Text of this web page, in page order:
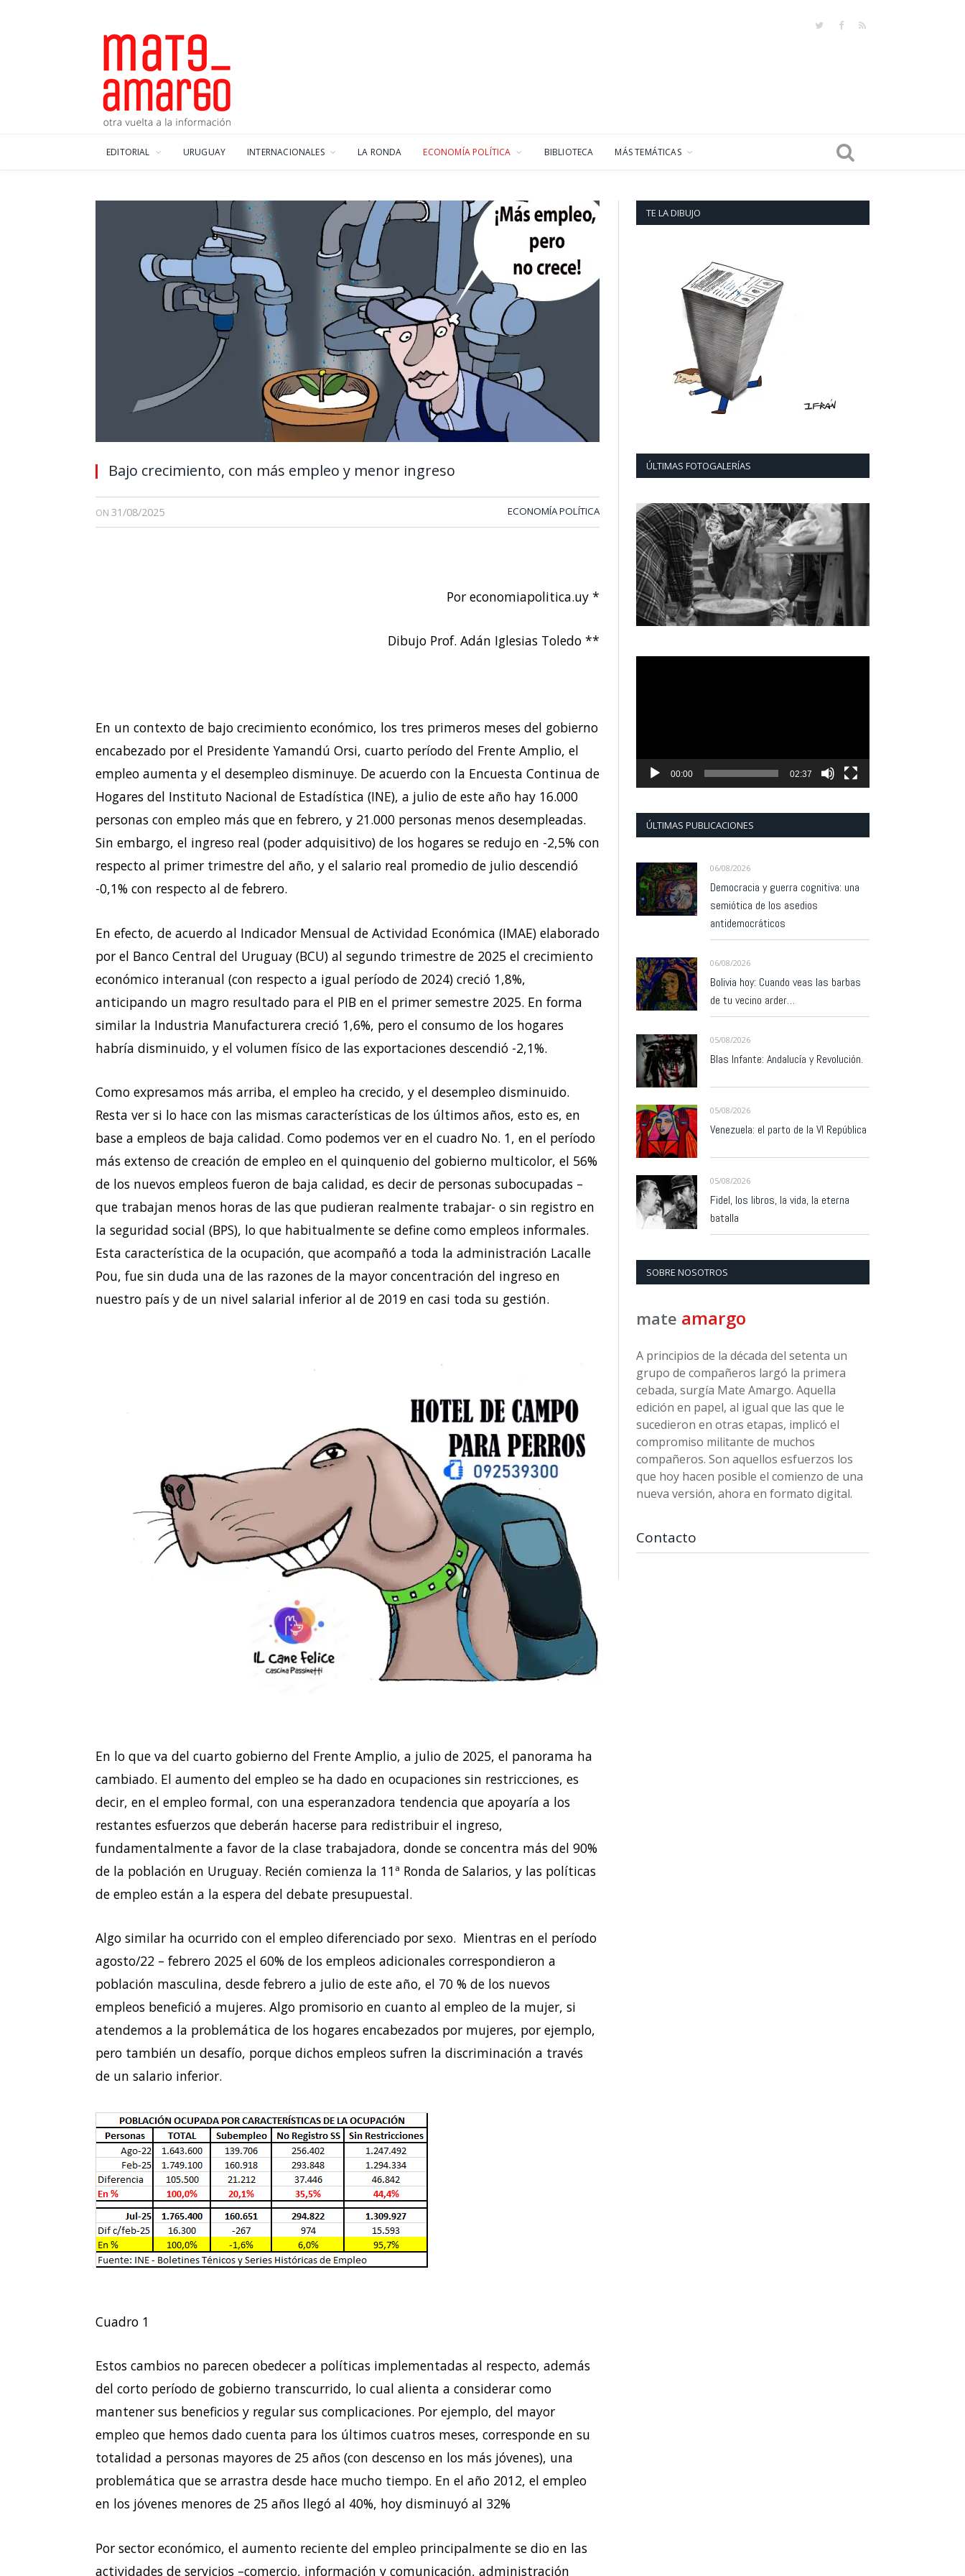
TwitterFacebook
RSS
EDITORIAL URUGUAY INTERNACIONALES LA RONDA ECONOMÍA POLÍTICA BIBLIOTECA MÁS TEMÁTICAS
Bajo crecimiento, con más empleo y menor ingreso
ON 31/08/2025 ECONOMÍA POLÍTICA
Por economiapolitica.uy *
Dibujo Prof. Adán Iglesias Toledo **
En un contexto de bajo crecimiento económico, los tres primeros meses del gobierno
encabezado por el Presidente Yamandú Orsi, cuarto período del Frente Amplio, el
empleo aumenta y el desempleo disminuye. De acuerdo con la Encuesta Continua de
Hogares del Instituto Nacional de Estadística (INE), a julio de este año hay 16.000
personas con empleo más que en febrero, y 21.000 personas menos desempleadas.
Sin embargo, el ingreso real (poder adquisitivo) de los hogares se redujo en -2,5% con
respecto al primer trimestre del año, y el salario real promedio de julio descendió
-0,1% con respecto al de febrero.
En efecto, de acuerdo al Indicador Mensual de Actividad Económica (IMAE) elaborado
por el Banco Central del Uruguay (BCU) al segundo trimestre de 2025 el crecimiento
económico interanual (con respecto a igual período de 2024) creció 1,8%,
anticipando un magro resultado para el PIB en el primer semestre 2025. En forma
similar la Industria Manufacturera creció 1,6%, pero el consumo de los hogares
habría disminuido, y el volumen físico de las exportaciones descendió -2,1%.
Como expresamos más arriba, el empleo ha crecido, y el desempleo disminuido.
Resta ver si lo hace con las mismas características de los últimos años, esto es, en
base a empleos de baja calidad. Como podemos ver en el cuadro No. 1, en el período
más extenso de creación de empleo en el quinquenio del gobierno multicolor, el 56%
de los nuevos empleos fueron de baja calidad, es decir de personas subocupadas –
que trabajan menos horas de las que pudieran realmente trabajar- o sin registro en
la seguridad social (BPS), lo que habitualmente se define como empleos informales.
Esta característica de la ocupación, que acompañó a toda la administración Lacalle
Pou, fue sin duda una de las razones de la mayor concentración del ingreso en
nuestro país y de un nivel salarial inferior al de 2019 en casi toda su gestión.
En lo que va del cuarto gobierno del Frente Amplio, a julio de 2025, el panorama ha
cambiado. El aumento del empleo se ha dado en ocupaciones sin restricciones, es
decir, en el empleo formal, con una esperanzadora tendencia que apoyaría a los
restantes esfuerzos que deberán hacerse para redistribuir el ingreso,
fundamentalmente a favor de la clase trabajadora, donde se concentra más del 90%
de la población en Uruguay. Recién comienza la 11ª Ronda de Salarios, y las políticas
de empleo están a la espera del debate presupuestal.
Algo similar ha ocurrido con el empleo diferenciado por sexo. Mientras en el período
agosto/22 – febrero 2025 el 60% de los empleos adicionales correspondieron a
población masculina, desde febrero a julio de este año, el 70 % de los nuevos
empleos benefició a mujeres. Algo promisorio en cuanto al empleo de la mujer, si
atendemos a la problemática de los hogares encabezados por mujeres, por ejemplo,
pero también un desafío, porque dichos empleos sufren la discriminación a través
de un salario inferior.
Cuadro 1
Estos cambios no parecen obedecer a políticas implementadas al respecto, además
del corto período de gobierno transcurrido, lo cual alienta a considerar como
mantener sus beneficios y regular sus complicaciones. Por ejemplo, del mayor
empleo que hemos dado cuenta para los últimos cuatros meses, corresponde en su
totalidad a personas mayores de 25 años (con descenso en los más jóvenes), una
problemática que se arrastra desde hace mucho tiempo. En el año 2012, el empleo
en los jóvenes menores de 25 años llegó al 40%, hoy disminuyó al 32%
Por sector económico, el aumento reciente del empleo principalmente se dio en las
actividades de servicios –comercio, información y comunicación, administración
TE LA DIBUJO
ÚLTIMAS FOTOGALERÍAS
00:00 02:37
ÚLTIMAS PUBLICACIONES
06/08/2026
Democracia y guerra cognitiva: una
semiótica de los asedios
antidemocráticos
06/08/2026
Bolivia hoy: Cuando veas las barbas
de tu vecino arder…
05/08/2026
Blas Infante: Andalucía y Revolución.
05/08/2026
Venezuela: el parto de la VI República
05/08/2026
Fidel, los libros, la vida, la eterna
batalla
SOBRE NOSOTROS
mate amargo
A principios de la década del setenta un
grupo de compañeros largó la primera
cebada, surgía Mate Amargo. Aquella
edición en papel, al igual que las que le
sucedieron en otras etapas, implicó el
compromiso militante de muchos
compañeros. Son aquellos esfuerzos los
que hoy hacen posible el comienzo de una
nueva versión, ahora en formato digital.
Contacto